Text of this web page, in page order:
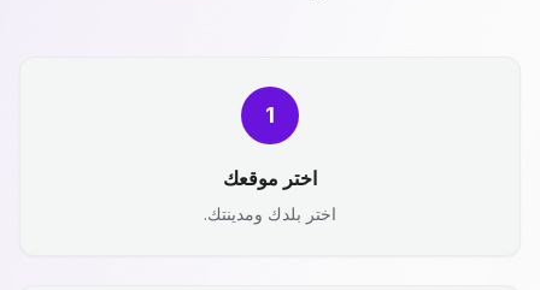
1
اختر موقعك
اختر بلدك ومدينتك.